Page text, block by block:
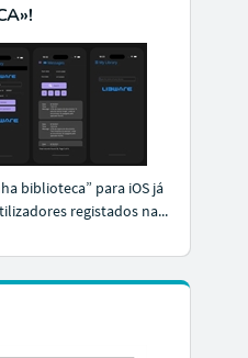
biblioteca” para iOS já
registados na...